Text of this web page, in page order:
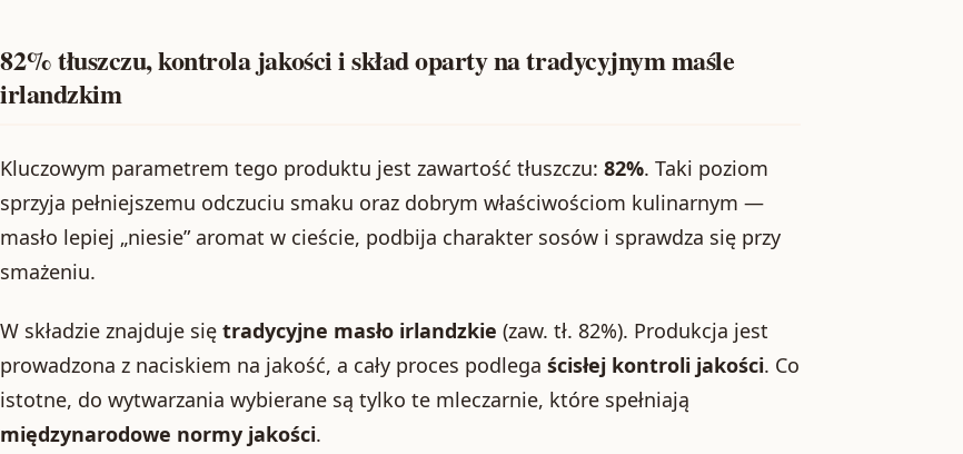
82% tłuszczu, kontrola jakości i skład oparty na tradycyjnym maśle
irlandzkim
Kluczowym parametrem tego produktu jest zawartość tłuszczu: 82%. Taki poziom
sprzyja pełniejszemu odczuciu smaku oraz dobrym właściwościom kulinarnym —
masło lepiej „niesie” aromat w cieście, podbija charakter sosów i sprawdza się przy
smażeniu.
W składzie znajduje się tradycyjne masło irlandzkie (zaw. tł. 82%). Produkcja jest
prowadzona z naciskiem na jakość, a cały proces podlega ścisłej kontroli jakości. Co
istotne, do wytwarzania wybierane są tylko te mleczarnie, które spełniają
międzynarodowe normy jakości.